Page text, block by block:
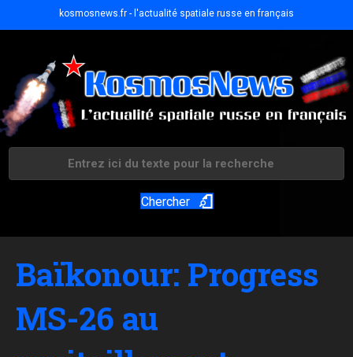
kosmosnews.fr - l'actualité spatiale russe en français
Chercher
Baïkonour: Progress
MS-26 au